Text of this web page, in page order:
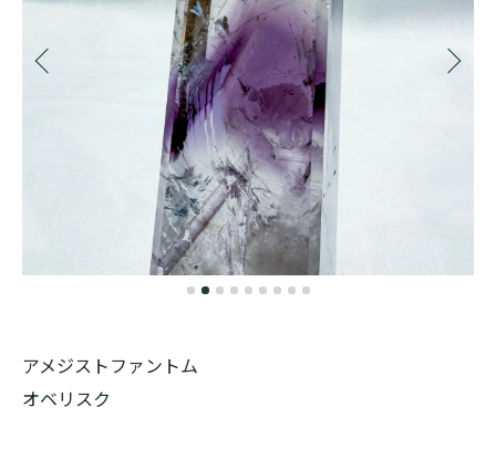
アメジストファントム
オベリスク